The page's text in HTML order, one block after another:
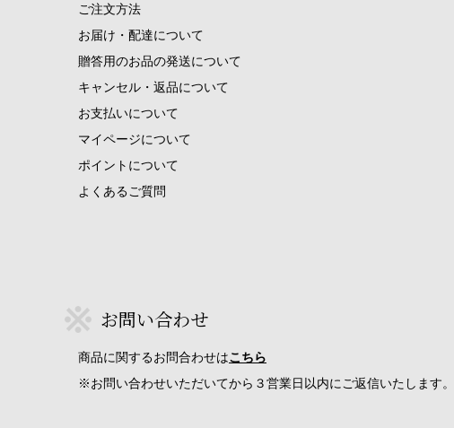
ご注文方法
お届け・配達について
贈答用のお品の発送について
キャンセル・返品について
お支払いについて
マイページについて
ポイントについて
よくあるご質問
お問い合わせ
商品に関するお問合わせはこちら
※お問い合わせいただいてから３営業日以内にご返信いたします。